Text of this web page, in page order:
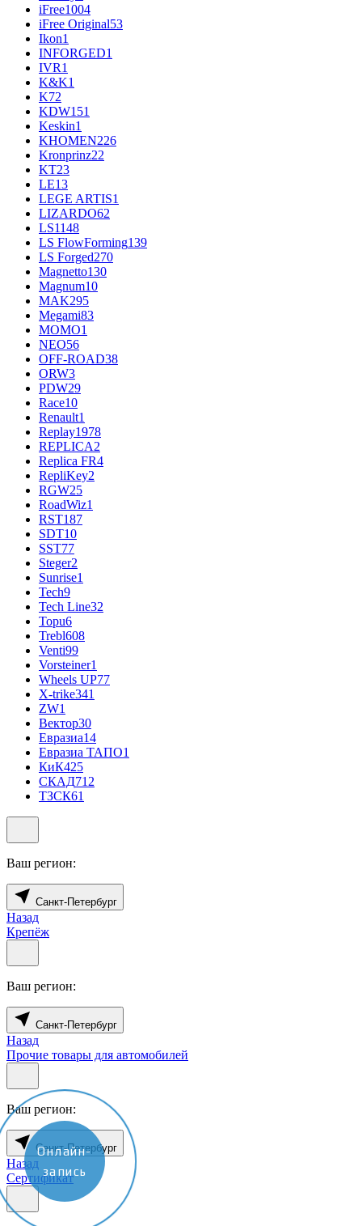
iFree1004
iFree Original53
Ikon1
INFORGED1
IVR1
K&K1
K72
KDW151
Keskin1
KHOMEN226
Kronprinz22
KT23
LE13
LEGE ARTIS1
LIZARDO62
LS1148
LS FlowForming139
LS Forged270
Magnetto130
Magnum10
MAK295
Megami83
MOMO1
NEO56
OFF-ROAD38
ORW3
PDW29
Race10
Renault1
Replay1978
REPLICA2
Replica FR4
RepliKey2
RGW25
RoadWiz1
RST187
SDT10
SST77
Steger2
Sunrise1
Tech9
Tech Line32
Topu6
Trebl608
Venti99
Vorsteiner1
Wheels UP77
X-trike341
ZW1
Вектор30
Евразиа14
Евразиа ТАПО1
КиК425
СКАД712
ТЗСК61
Ваш регион:
Санкт-Петербург
Назад
Крепёж
Ваш регион:
Санкт-Петербург
Назад
Прочие товары для автомобилей
Ваш регион:
Санкт-Петербург
Назад
Сертификат
Онлайн-
запись